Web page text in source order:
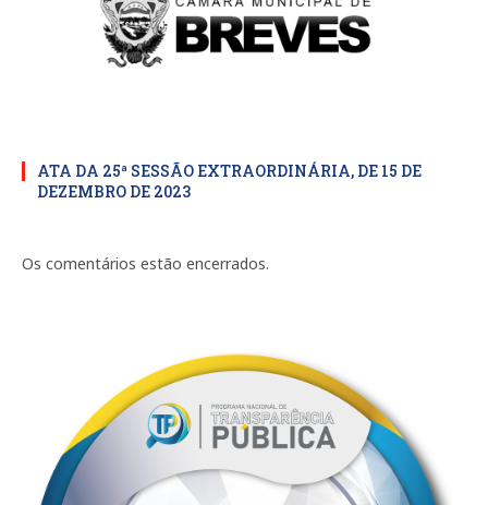
ATA DA 25ª SESSÃO EXTRAORDINÁRIA, DE 15 DE
DEZEMBRO DE 2023
Os comentários estão encerrados.